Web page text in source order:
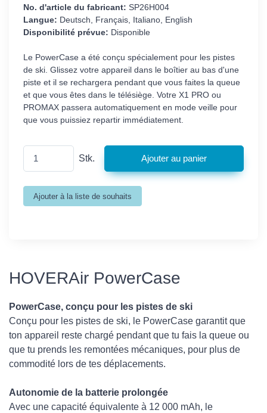
No. d'article du fabricant: SP26H004
Langue: Deutsch, Français, Italiano, English
Disponibilité prévue: Disponible
Le PowerCase a été conçu spécialement pour les pistes
de ski. Glissez votre appareil dans le boîtier au bas d'une
piste et il se rechargera pendant que vous faites la queue
et que vous êtes dans le télésiège. Votre X1 PRO ou
PROMAX passera automatiquement en mode veille pour
que vous puissiez repartir immédiatement.
Stk.
HOVERAir PowerCase
PowerCase, conçu pour les pistes de ski
Conçu pour les pistes de ski, le PowerCase garantit que
ton appareil reste chargé pendant que tu fais la queue ou
que tu prends les remontées mécaniques, pour plus de
commodité lors de tes déplacements.
Autonomie de la batterie prolongée
Avec une capacité équivalente à 12 000 mAh, le